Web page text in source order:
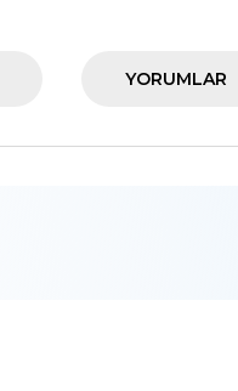
YORUMLAR